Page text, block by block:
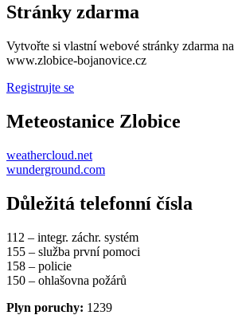
Stránky zdarma
Vytvořte si vlastní webové stránky zdarma
www.zlobice-bojanovice.cz
Registrujte se
Meteostanice Zlobice
weathercloud.net
wunderground.com
Důležitá telefonní čísla
112 – integr. záchr. systém
155 – služba první pomoci
158 – policie
150 – ohlašovna požárů
Plyn poruchy: 1239